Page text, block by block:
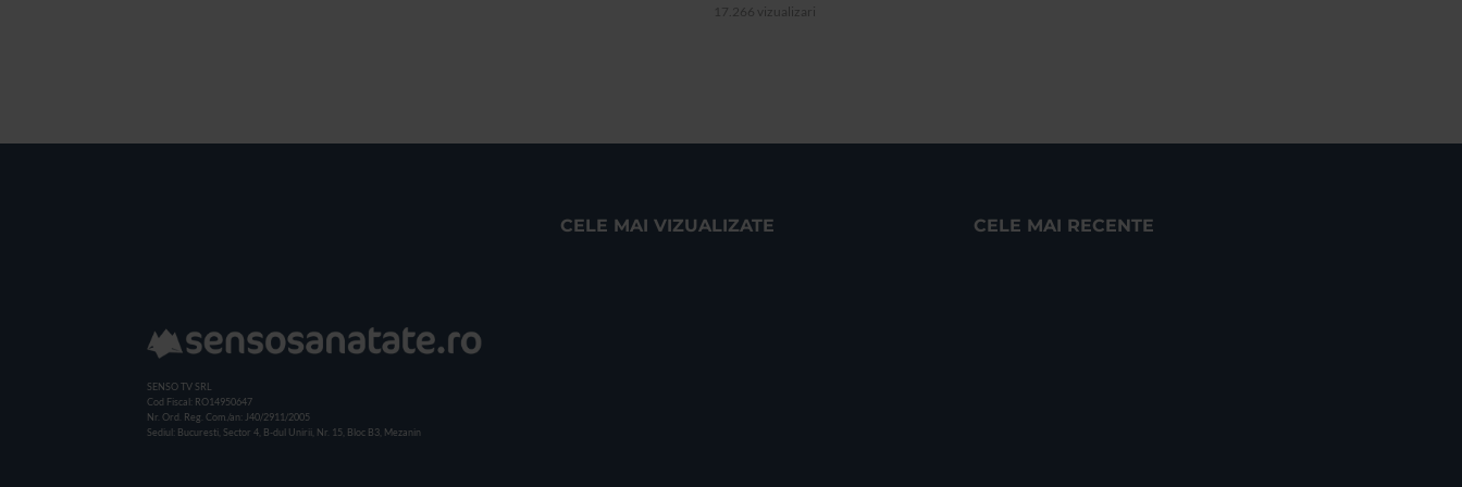
17.266 vizualizari
SENSO TV SRL
Cod Fiscal: RO14950647
Nr. Ord. Reg. Com./an: J40/2911/2005
Sediul: Bucuresti, Sector 4, B-dul Unirii, Nr. 15, Bloc B3, Mezanin
CELE MAI VIZUALIZATE CELE MAI RECENTE